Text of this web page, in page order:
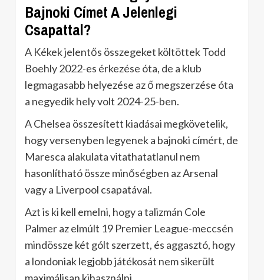
Bajnoki Címet A Jelenlegi
Csapattal?
A Kékek jelentős összegeket költöttek Todd
Boehly 2022-es érkezése óta, de a klub
legmagasabb helyezése az ő megszerzése óta
a negyedik hely volt 2024-25-ben.
A Chelsea összesített kiadásai megkövetelik,
hogy versenyben legyenek a bajnoki címért, de
Maresca alakulata vitathatatlanul nem
hasonlítható össze minőségben az Arsenal
vagy a Liverpool csapatával.
Azt is ki kell emelni, hogy a talizmán Cole
Palmer az elmúlt 19 Premier League-meccsén
mindössze két gólt szerzett, és aggasztó, hogy
a londoniak legjobb játékosát nem sikerült